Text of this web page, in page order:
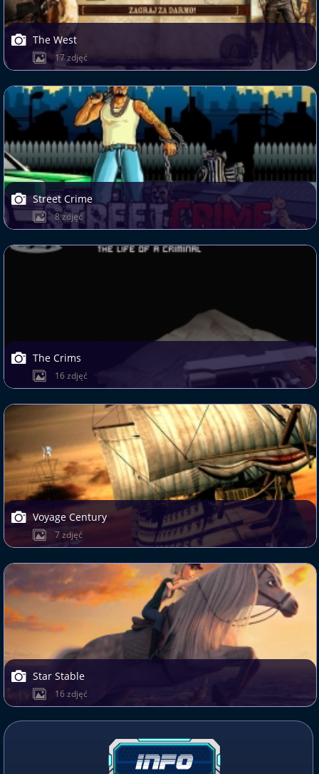
The West
17 zdjęć
Street Crime
8 zdjęć
The Crims
16 zdjęć
Voyage Century
7 zdjęć
Star Stable
16 zdjęć